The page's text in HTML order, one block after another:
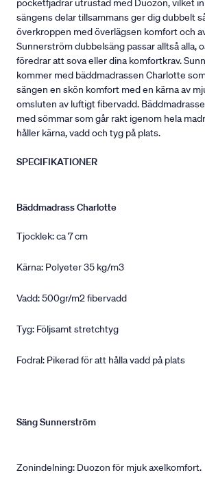
pocketfjädrar utrustad med Duozon, vilket
sängens delar tillsammans ger dig dubbelt
överkroppen med överlägsen komfort och
Sunnerström dubbelsäng passar alltså alla,
föredrar att sova eller dina komfortkrav.
kommer med bäddmadrassen Charlotte
sängen en skön komfort med en kärna av
omsluten av luftigt fibervadd.
med sömmar som går rakt igenom hela
håller kärna, vadd och tyg på plats.
SPECIFIKATIONER
Bäddmadrass Charlotte
Tjocklek: ca 7 cm
Kärna: Polyeter 35 kg/m3
Vadd: 500gr/m2 fibervadd
Tyg: Följsamt stretchtyg
Fodral: Pikerad för att hålla vadd på plats
Säng Sunnerström
Zonindelning: Duozon för mjuk axelkomfort.